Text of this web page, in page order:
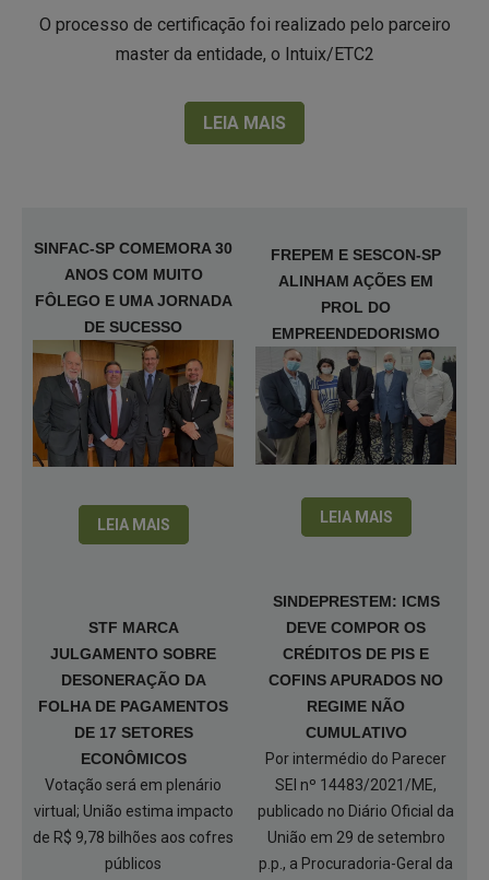
O processo de certificação foi realizado pelo parceiro
master da entidade, o Intuix/ETC2
LEIA MAIS
SINFAC-SP COMEMORA 30
ANOS COM MUITO
FÔLEGO E UMA JORNADA
DE SUCESSO
LEIA MAIS
FREPEM E SESCON-SP
ALINHAM AÇÕES EM
PROL DO
EMPREENDEDORISMO
LEIA MAIS
STF MARCA
JULGAMENTO SOBRE
DESONERAÇÃO DA
FOLHA DE PAGAMENTOS
DE 17 SETORES
ECONÔMICOS
Votação será em plenário
virtual; União estima impacto
de R$ 9,78 bilhões aos cofres
públicos
SINDEPRESTEM: ICMS
DEVE COMPOR OS
CRÉDITOS DE PIS E
COFINS APURADOS NO
REGIME NÃO
CUMULATIVO
Por intermédio do Parecer
SEI nº 14483/2021/ME,
publicado no Diário Oficial da
União em 29 de setembro
p.p., a Procuradoria-Geral da